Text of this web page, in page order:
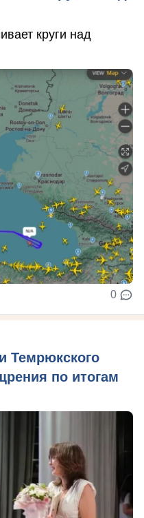
круги над
0
Темрюкского
по итогам